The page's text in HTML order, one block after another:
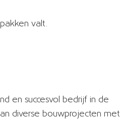
valt.
en succesvol bedrijf in de
diverse bouwprojecten met